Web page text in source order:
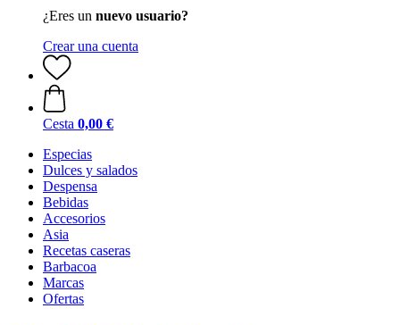
¿Eres un nuevo usuario?
Crear una cuenta
Cesta 0,00 €
Especias
Dulces y salados
Despensa
Bebidas
Accesorios
Asia
Recetas caseras
Barbacoa
Marcas
Ofertas